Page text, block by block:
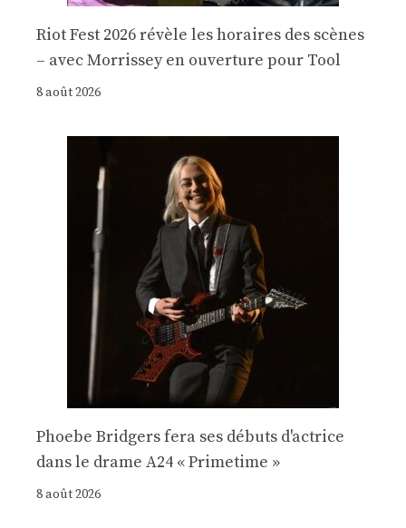
Riot Fest 2026 révèle les horaires des scènes
– avec Morrissey en ouverture pour Tool
8 août 2026
Phoebe Bridgers fera ses débuts d'actrice
dans le drame A24 « Primetime »
8 août 2026